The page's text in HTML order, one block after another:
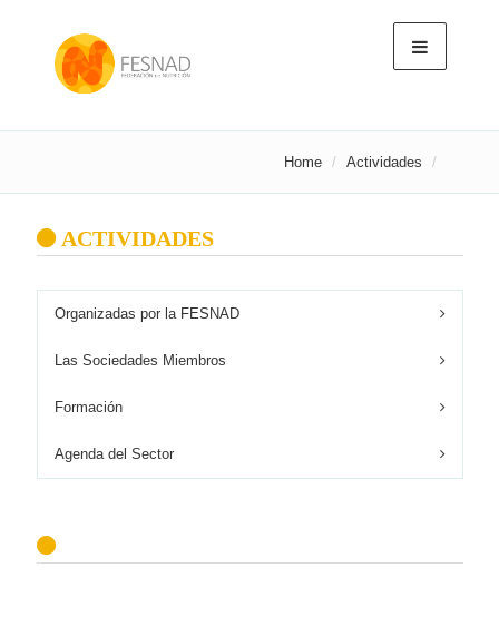
Home Actividades
ACTIVIDADES
Organizadas por la FESNAD
Las Sociedades Miembros
Formación
Agenda del Sector